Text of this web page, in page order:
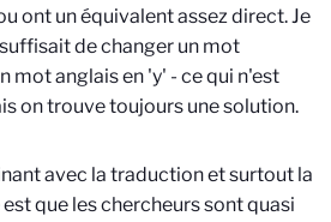
ont un équivalent assez direct. Je
de changer un mot
mot anglais en 'y' - ce qui n'est
on trouve toujours une solution.
avec la traduction et surtout la
que les chercheurs sont quasi